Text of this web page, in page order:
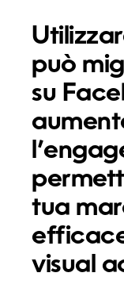
può
su
tua
visual